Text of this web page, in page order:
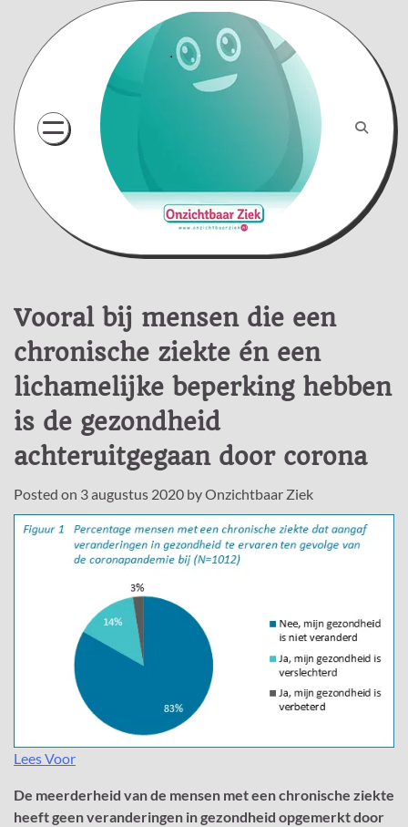
content
Vooral bij mensen die een
chronische ziekte én een
lichamelijke beperking hebben
is de gezondheid
achteruitgegaan door corona
Posted on 3 augustus 2020 byOnzichtbaar Ziek
Lees Voor
De meerderheid van de mensen met een chronische ziekte
heeft geen veranderingen in gezondheid opgemerkt door